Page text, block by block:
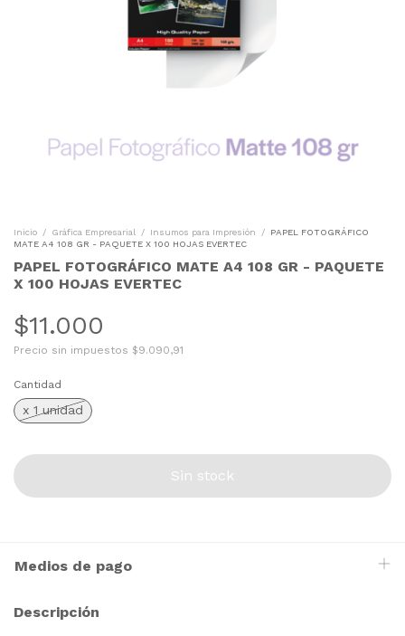
Inicio / Gráfica Empresarial / Insumos para Impresión /
PAPEL FOTOGRÁFICO
MATE A4 108 GR - PAQUETE X 100 HOJAS EVERTEC
PAPEL FOTOGRÁFICO MATE A4 108 GR - PAQUETE
X 100 HOJAS EVERTEC
$11.000
Precio sin impuestos $9.090,91
Cantidad
x 1 unidad
Medios de pago
Descripción